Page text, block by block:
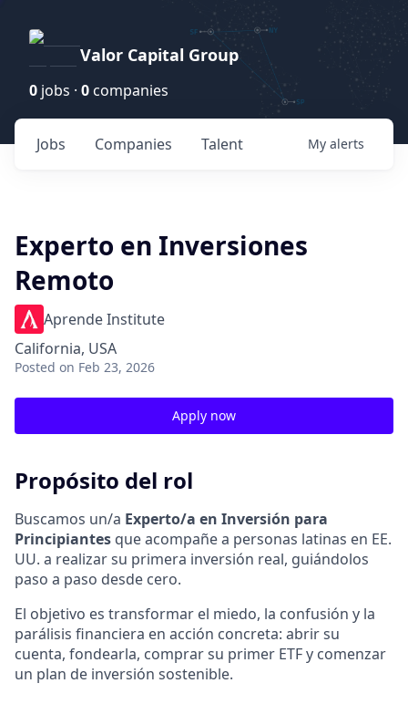
Valor Capital Group
0 jobs · 0 companies
Jobs Companies Talent My alerts
Experto en Inversiones
Remoto
Aprende Institute
California, USA
Posted on Feb 23, 2026
Apply now
Propósito del rol
Buscamos un/a Experto/a en Inversión para
Principiantes que acompañe a personas latinas en EE.
UU. a realizar su primera inversión real, guiándolos
paso a paso desde cero.
El objetivo es transformar el miedo, la confusión y la
parálisis financiera en acción concreta: abrir su
cuenta, fondearla, comprar su primer ETF y comenzar
un plan de inversión sostenible.